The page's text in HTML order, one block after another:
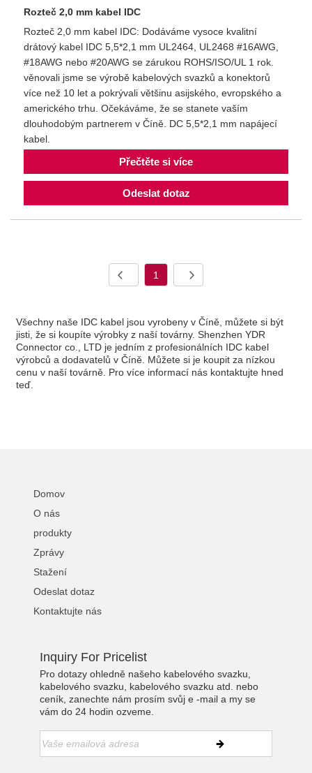
Rozteč 2,0 mm kabel IDC
Rozteč 2,0 mm kabel IDC: Dodáváme vysoce kvalitní
drátový kabel IDC 5,5*2,1 mm UL2464, UL2468 #16AWG,
#18AWG nebo #20AWG se zárukou ROHS/ISO/UL 1 rok.
věnovali jsme se výrobě kabelových svazků a konektorů
více než 10 let a pokrývali většinu asijského, evropského a
amerického trhu. Očekáváme, že se stanete vaším
dlouhodobým partnerem v Číně. DC 5,5*2,1 mm napájecí
kabel.
Přečtěte si více
Odeslat dotaz
1
Všechny naše IDC kabel jsou vyrobeny v Číně, můžete si být
jisti, že si koupíte výrobky z naší továrny. Shenzhen YDR
Connector co., LTD je jedním z profesionálních IDC kabel
výrobců a dodavatelů v Číně. Můžete si je koupit za nízkou
cenu v naší továrně. Pro více informací nás kontaktujte hned
teď.
Domov
O nás
produkty
Zprávy
Stažení
Odeslat dotaz
Kontaktujte nás
Inquiry For Pricelist
Pro dotazy ohledně našeho kabelového svazku,
kabelového svazku, kabelového svazku atd. nebo
ceník, zanechte nám prosím svůj e -mail a my se
vám do 24 hodin ozveme.